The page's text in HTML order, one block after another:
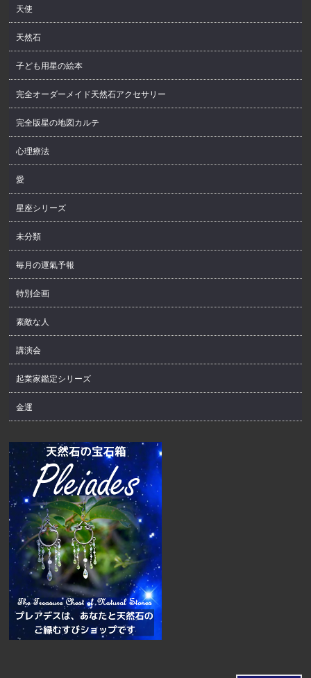
天使
天然石
子ども用星の絵本
完全オーダーメイド天然石アクセサリー
完全版星の地図カルテ
心理療法
愛
星座シリーズ
未分類
毎月の運氣予報
特別企画
素敵な人
講演会
起業家鑑定シリーズ
金運